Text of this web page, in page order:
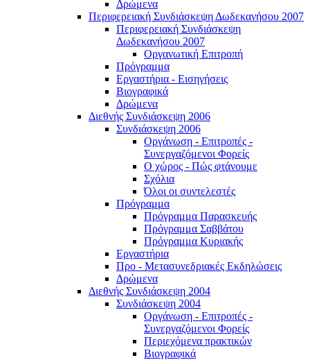
Δρώμενα
Περιφερειακή Συνδιάσκεψη Δωδεκανήσου 2007
Περιφερειακή Συνδιάσκεψη
Δωδεκανήσου 2007
Οργανωτική Επιτροπή
Πρόγραμμα
Εργαστήρια - Εισηγήσεις
Βιογραφικά
Δρώμενα
Διεθνής Συνδιάσκεψη 2006
Συνδιάσκεψη 2006
Οργάνωση - Επιτροπές -
Συνεργαζόμενοι Φορείς
Ο χώρος - Πώς φτάνουμε
Σχόλια
Όλοι οι συντελεστές
Πρόγραμμα
Πρόγραμμα Παρασκευής
Πρόγραμμα Σαββάτου
Πρόγραμμα Κυριακής
Εργαστήρια
Προ - Μετασυνεδριακές Εκδηλώσεις
Δρώμενα
Διεθνής Συνδιάσκεψη 2004
Συνδιάσκεψη 2004
Οργάνωση - Επιτροπές -
Συνεργαζόμενοι Φορείς
Περιεχόμενα πρακτικών
Βιογραφικά